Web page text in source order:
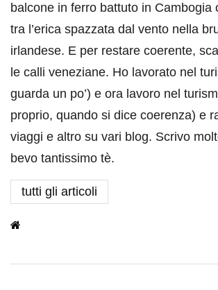
balcone in ferro battuto in Cambogia
tra l’erica spazzata dal vento nella
irlandese. E per restare coerente,
le calli veneziane. Ho lavorato nel
guarda un po’) e ora lavoro nel
proprio, quando si dice coerenza) e
viaggi e altro su vari blog. Scrivo
bevo tantissimo tè.
tutti gli articoli